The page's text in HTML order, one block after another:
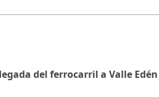
del ferrocarril a Valle Edén